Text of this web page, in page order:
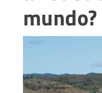
mundo?